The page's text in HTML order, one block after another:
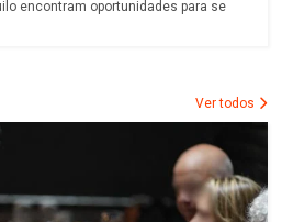
encontram oportunidades para se
Ver todos